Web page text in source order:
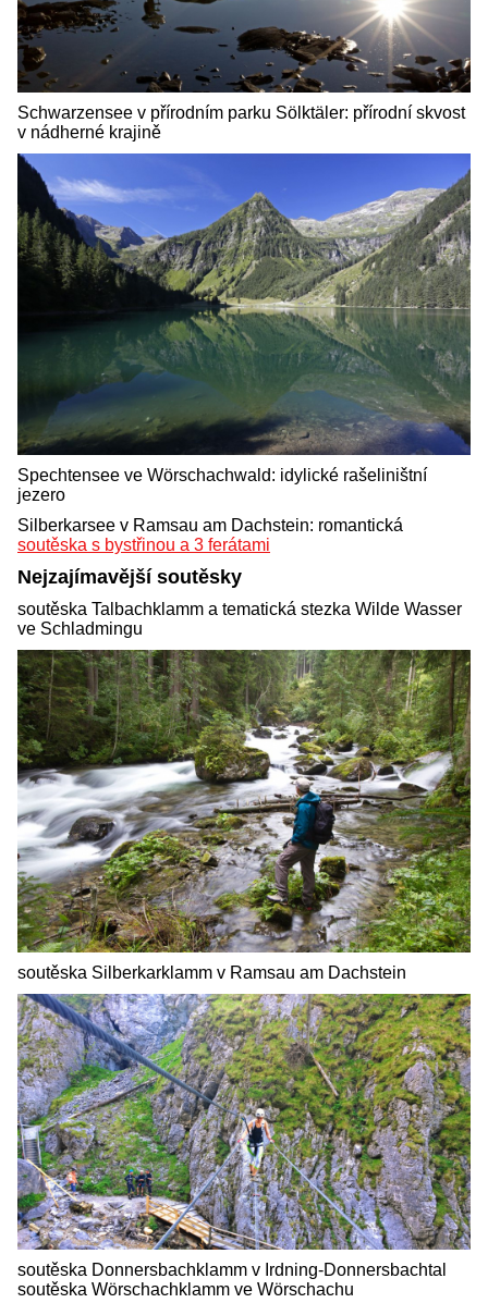
Schwarzensee v přírodním parku Sölktäler: přírodní skvost
v nádherné krajině
Spechtensee ve Wörschachwald: idylické rašeliništní
jezero
Silberkarsee v Ramsau am Dachstein: romantická
soutěska s bystřinou a 3 ferátami
Nejzajímavější soutěsky
soutěska Talbachklamm a tematická stezka Wilde Wasser
ve Schladmingu
soutěska Silberkarklamm v Ramsau am Dachstein
soutěska Donnersbachklamm v Irdning-Donnersbachtal
soutěska Wörschachklamm ve Wörschachu